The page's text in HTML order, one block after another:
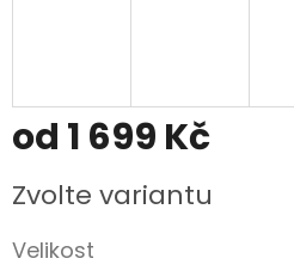
od 1 699 Kč
cena:
Zvolte variantu
Velikost